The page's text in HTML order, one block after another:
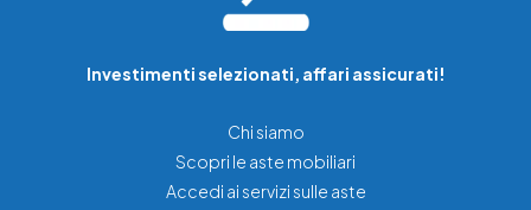
Investimenti selezionati, affari assicurati!
Chi siamo
Scopri le aste mobiliari
Accedi ai servizi sulle aste